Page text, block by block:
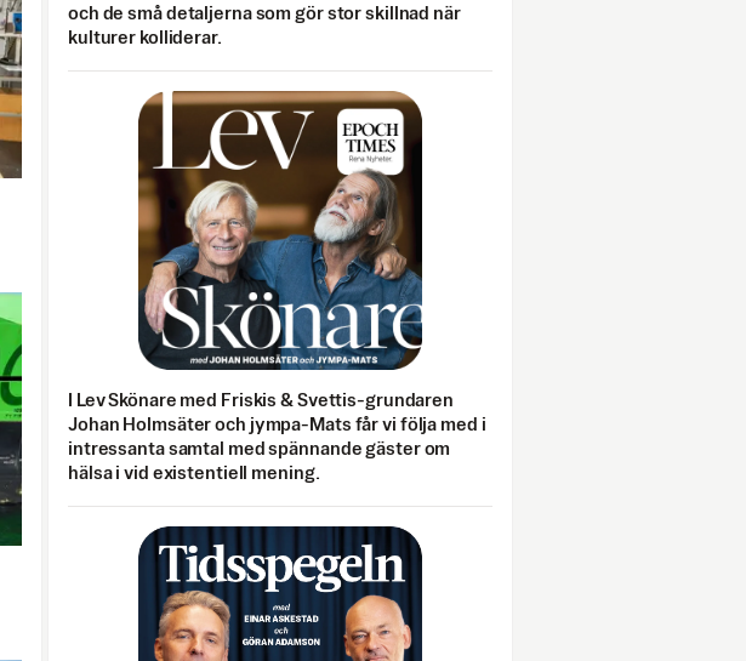
och de små detaljerna som gör stor skillnad när
kulturer kolliderar.
I Lev Skönare med Friskis & Svettis-grundaren
Johan Holmsäter och jympa-Mats får vi följa med i
intressanta samtal med spännande gäster om
hälsa i vid existentiell mening.